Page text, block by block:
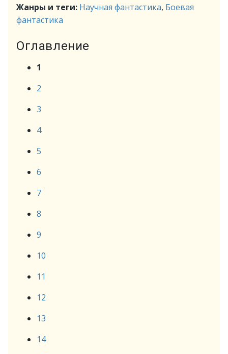
Жанры и теги: Научная фантастика, Боевая
фантастика
Оглавление
1
2
3
4
5
6
7
8
9
10
11
12
13
14